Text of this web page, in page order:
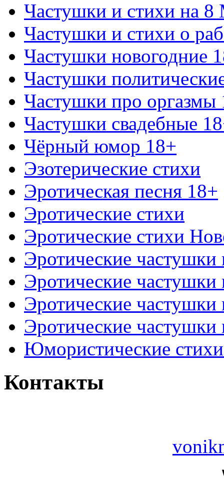
Частушки и стихи на 8
Частушки и стихи о
Частушки новогодние
Частушки
Частушки про оргазмы
Частушки свадебные
Чёрный юмор 18+
Эзотерические стихи
Эротическая песня 18+
Эротические стихи
Эротические стихи
Эротические
Эротические
Эротические
Эротические
Юмористические
Контакты